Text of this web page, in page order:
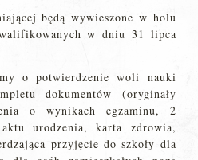
będą wywieszone w holu
w dniu 31 lipca
o potwierdzenie woli nauki
dokumentów (oryginały
o wynikach egzaminu, 2
urodzenia, karta zdrowia,
przyjęcie do szkoły dla